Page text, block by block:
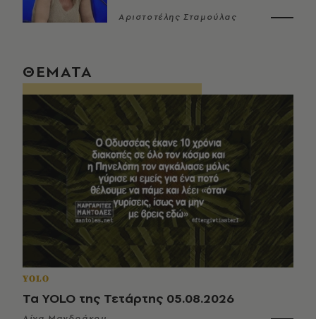
Αριστοτέλης Σταμούλας
ΘΕΜΑΤΑ
YOLO
Τα YOLO της Τετάρτης 05.08.2026